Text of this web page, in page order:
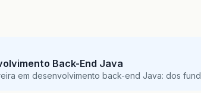
Back-End Java
em desenvolvimento back-end Java: dos